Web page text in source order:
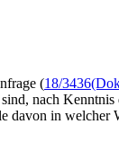
(18/3436
nach
davon in welcher